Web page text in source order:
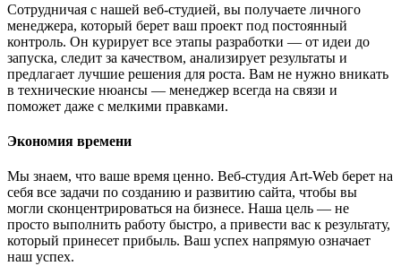
Сотрудничая с нашей веб-студией, вы получаете личного
менеджера, который берет ваш проект под постоянный
контроль. Он курирует все этапы разработки — от идеи до
запуска, следит за качеством, анализирует результаты и
предлагает лучшие решения для роста. Вам не нужно вникать
в технические нюансы — менеджер всегда на связи и
поможет даже с мелкими правками.
Экономия времени
Мы знаем, что ваше время ценно. Веб-студия Art-Web берет на
себя все задачи по созданию и развитию сайта, чтобы вы
могли сконцентрироваться на бизнесе. Наша цель — не
просто выполнить работу быстро, а привести вас к результату,
который принесет прибыль. Ваш успех напрямую означает
наш успех.